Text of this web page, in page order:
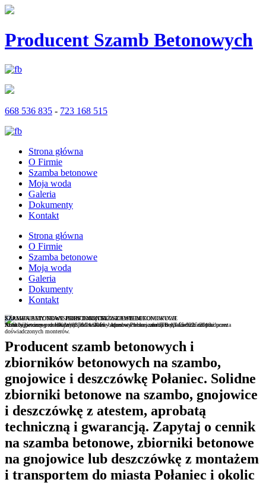
Producent Szamb Betonowych
668 536 835 - 723 168 515
Strona główna
O Firmie
Szamba betonowe
Moja woda
Galeria
Dokumenty
Kontakt
Strona główna
O Firmie
Szamba betonowe
Moja woda
Galeria
Dokumenty
Kontakt
SZAMBA BETONOWE JEDNOKOMOROWE I WIELOKOMOROWE
Atest higieniczny nr HK/W/0376/01/2016 - Aprobata techniczna ITB AT-15-9225/2013
SZAMBA BETONOWE PROSTOKĄTNE Z ATESTEM
Atrakcyjne ceny prostokątnych zbiorników betonowych na szambo bezpośrednio od producenta
ZAPEWNIAMY TRANSPORT I MONTAŻ SZAMB BETONOWYCH
Szamba betonowe dostarczmy pod wskazny adres w Polsce, oferujemy także ich montaż przez
doświadczonych monterów.
Producent szamb betonowych i
zbiorników betonowych na szambo,
gnojowice i deszczówkę Połaniec. Solidne
zbiorniki betonowe na szambo, gnojowice
i deszczówkę z atestem, aprobatą
techniczną i gwarancją. Zapytaj o cennik
na szamba betonowe, zbiorniki betonowe
na gnojowice lub deszczówkę z montażem
i transportem do miasta Połaniec i okolic